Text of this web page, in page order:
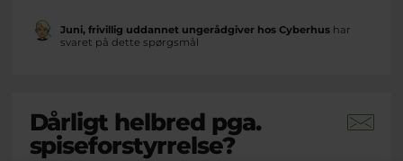
Juni, frivillig uddannet ungerådgiver hos Cyberhushar
svaret på dette spørgsmål
Dårligt helbred pga.
spiseforstyrrelse?